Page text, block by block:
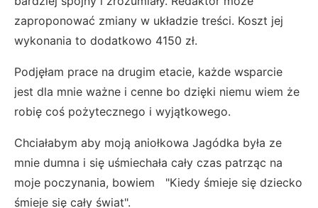
zaproponować zmiany w układzie treści. Koszt jej
wykonania to dodatkowo 4150 zł.
Podjęłam prace na drugim etacie, każde wsparcie
jest dla mnie ważne i cenne bo dzięki niemu wiem że
robię coś pożytecznego i wyjątkowego.
Chciałabym aby moją aniołkowa Jagódka była ze
mnie dumna i się uśmiechała cały czas patrząc na
moje poczynania, bowiem "Kiedy śmieje się dziecko
śmieje się cały świat".